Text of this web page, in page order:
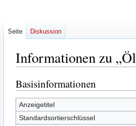
Informationen zu
Zur
Navigation
springen
Zur
Suche
springen
Basisinformationen
Anzeigetitel
Standardsortierschlüssel
Seite Diskussion